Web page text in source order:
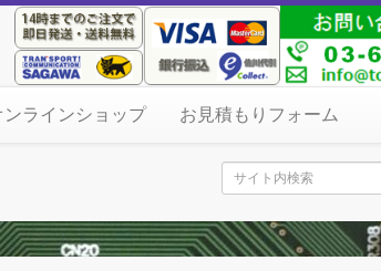
ンラインショップ お見積もりフォーム